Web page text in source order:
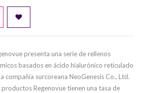
presenta una serie de rellenos
basados ​​en ácido hialurónico reticulado
compañía surcoreana NeoGenesis Co., Ltd.
productos Regenovue tienen una tasa de